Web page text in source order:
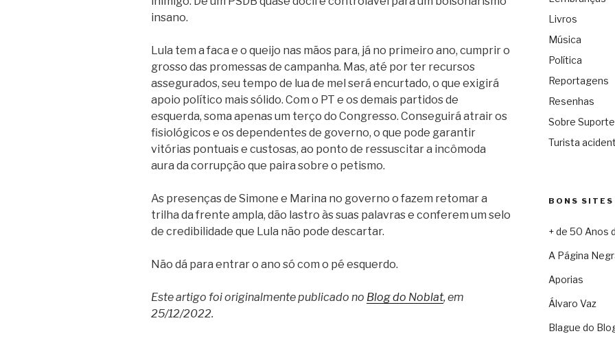
insano.
Lula tem a faca e o queijo nas mãos para, já no primeiro ano, cumprir o
grosso das promessas de campanha. Mas, até por ter recursos
assegurados, seu tempo de lua de mel será encurtado, o que exigirá
apoio político mais sólido. Com o PT e os demais partidos de
esquerda, soma apenas um terço do Congresso. Conseguirá atrair os
fisiológicos e os dependentes de governo, o que pode garantir
vitórias pontuais e custosas, ao ponto de ressuscitar a incômoda
aura da corrupção que paira sobre o petismo.
As presenças de Simone e Marina no governo o fazem retomar a
trilha da frente ampla, dão lastro às suas palavras e conferem um selo
de credibilidade que Lula não pode descartar.
Não dá para entrar o ano só com o pé esquerdo.
Este artigo foi originalmente publicado no Blog do Noblat, em
25/12/2022.
Livros
Música
Política
Reportagens
Resenhas
Sobre
Turista
BONS SITES
+ de 50 Anos
A Página
Aporias
Álvaro Vaz
Blague do